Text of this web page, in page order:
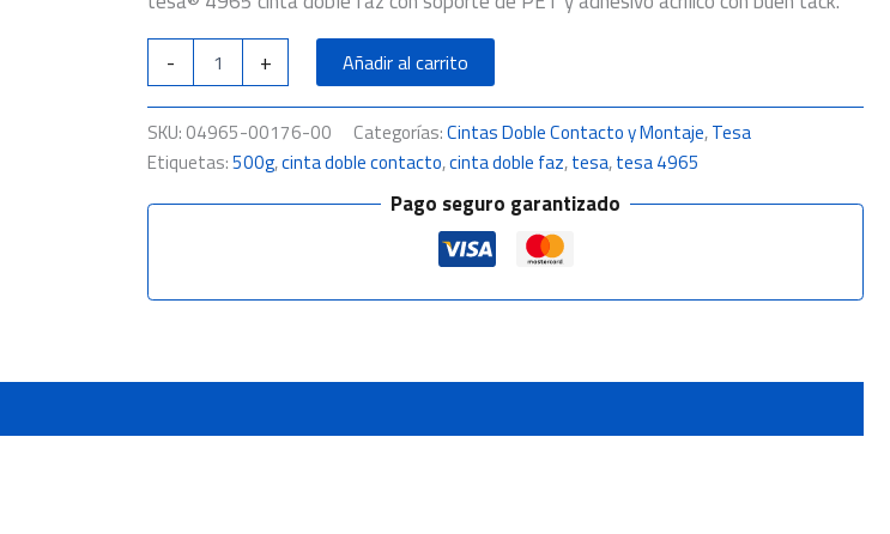
-
12mm
x
mts.
Transparente
cantidad
+ Añadir al carrito
SKU: 04965-00176-00 Categorías:Cintas Doble Contacto y Montaje,Tesa
Etiquetas:500g,cinta doble contacto,cinta doble faz,tesa,tesa 4965
Pago seguro garantizado